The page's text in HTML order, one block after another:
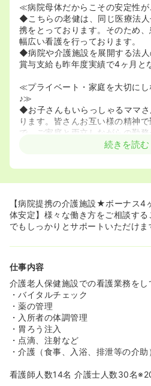
≪病院母体だからこその安定性
◆こちらの老健は、同じ医療法
携をとっております。そのため
幅広い看護を行っております。
◆病院や介護施設を展開する法人
賞与支給も昨年度実績で4ヶ月と
≪プライベート・家庭を大切に
♪≫
◆お子さんもいらっしゃるママ
ります。皆さんお互い様の精神
で、ご家庭と両立しながらの勤務
◆介護施設未経験の看護師様も
きます。
っております≫
◆天然温泉が湧き出ており、利
気持ちよく過ごせるような環境作
人ひとりの利用者様に向けた高
続きを読む
【病院提携の介護施設★ボーナス
体安定】様々な働き方をご相談す
でもしっかりとサポートいただけま
仕事内容
介護老人保健施設での看護業務をし
・バイタルチェック
・薬の管理
・入所者の体調管理
・胃ろう注入
・点滴、注射など
・介護（食事、入浴、排泄等の介助
看護師人数14名 介護士人数30名